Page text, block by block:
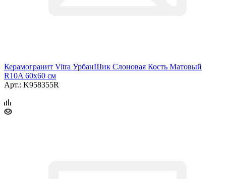
Керамогранит Vitra УрбанШик Слоновая Кость Матовый
R10A 60x60 см
Арт.: K958355R